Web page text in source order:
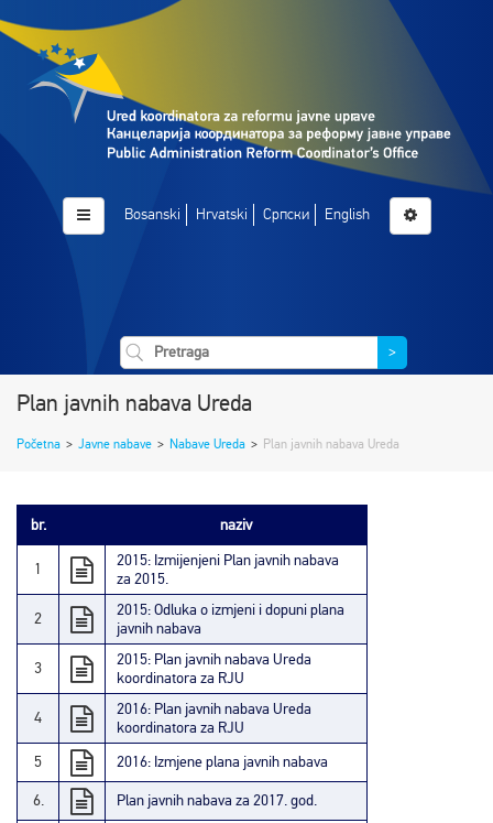
Bosanski Hrvatski Српски English
>
Plan javnih nabava Ureda
Početna > Javne nabave > Nabave Ureda > Plan javnih nabava Ureda
br. naziv
1
2015: Izmijenjeni Plan javnih nabava
za 2015.
2
2015: Odluka o izmjeni i dopuni plana
javnih nabava
3
2015: Plan javnih nabava Ureda
koordinatora za RJU
4
2016: Plan javnih nabava Ureda
koordinatora za RJU
5
2016: Izmjene plana javnih nabava
6. Plan javnih nabava za 2017. god.